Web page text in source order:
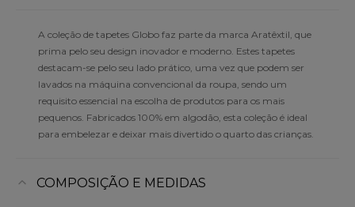
A coleção de tapetes Globo faz parte da marca Aratêxtil, que
prima pelo seu design inovador e moderno. Estes tapetes
destacam-se pelo seu lado prático, uma vez que podem ser
lavados na máquina convencional da roupa, sendo um
requisito essencial na escolha de produtos para os mais
pequenos. Fabricados 100% em algodão, esta coleção é ideal
para embelezar e deixar mais divertido o quarto das crianças.
COMPOSIÇÃO E MEDIDAS